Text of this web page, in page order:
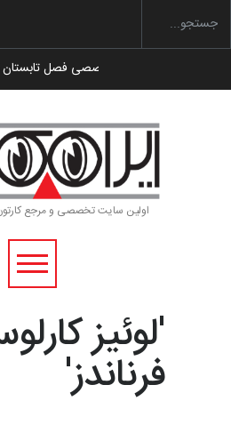
آغاز دوره‌های تخصصی فصل
اولین سایت تخصصی و مرجع کارتون
'لوئیز
فرناندز'